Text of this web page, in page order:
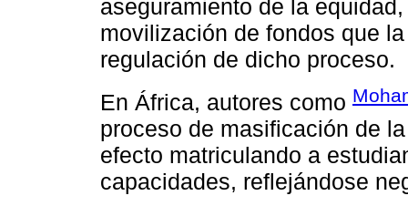
aseguramiento de la
movilización de fondos que
regulación de dicho proceso.
En África, autores como
proceso de masificación de
efecto matriculando a
capacidades, reflejándose